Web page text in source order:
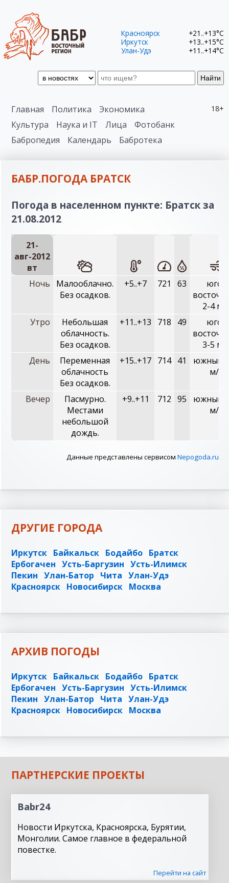
Найти
Красноярск
+21..+13°C
Иркутск
+13..+15°C
Улан-Удэ
+11..+14°C
18+
Главная Политика
Экономика
Культура
Наука и IT Лица
Фотобанк
Бабропедия
Календарь Бабротека
БАБР.ПОГОДА БРАТСК
Погода в населенном пункте: Братск за
21.08.2012
21-
авг-2012
вт
Ночь
Малооблачно.
Без осадков.
+5..+7 721 63
юго-
2-4 м/с
Утро
Небольшая
облачность.
Без осадков.
+11..+13 718 49
юго-
3-5 м/с
День
Переменная
облачность
Без осадков.
+15..+17 714 41
южный,
м/с
Вечер
Пасмурно.
Местами
небольшой
дождь.
+9..+11 712 95
южный,
м/с
Данные представлены сервисом Nepogoda.ru
ДРУГИЕ ГОРОДА
Иркутск Байкальск Бодайбо Братск
Ербогачен Усть-Баргузин Усть-Илимск
Пекин Улан-Батор Чита Улан-Удэ
Красноярск Новосибирск Москва
АРХИВ ПОГОДЫ
Иркутск Байкальск Бодайбо Братск
Ербогачен Усть-Баргузин Усть-Илимск
Пекин Улан-Батор Чита Улан-Удэ
Красноярск Новосибирск Москва
ПАРТНЕРСКИЕ ПРОЕКТЫ
Babr24
Новости Иркутска, Красноярска, Бурятии,
Монголии. Самое главное в федеральной
повестке.
Перейти на сайт